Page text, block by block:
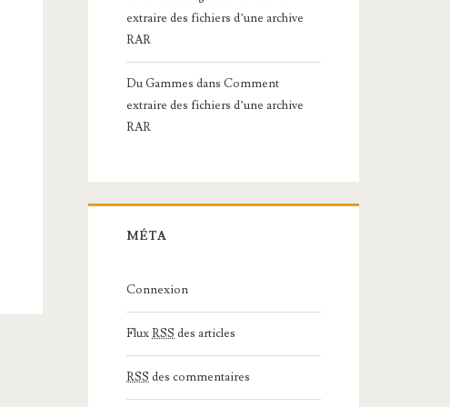
extraire des fichiers d’une archive
RAR
Du Gammes dansComment
extraire des fichiers d’une archive
RAR
MÉTA
Connexion
FluxRSS des articles
RSS des commentaires